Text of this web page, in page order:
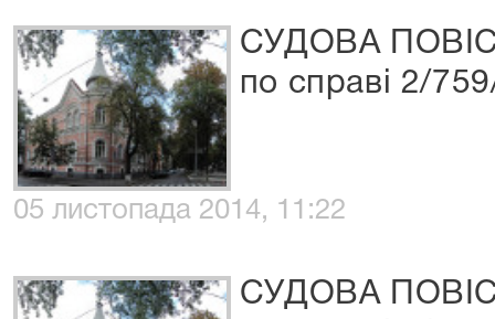
СУДОВА
по справі 2/
05 листопада 2014, 11:22
СУДОВА